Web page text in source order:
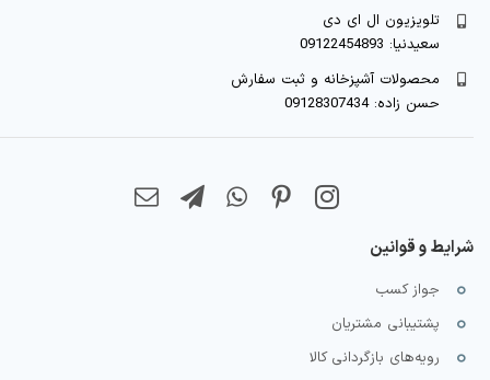
تلویزیون ال ای دی
سعیدنیا: 09122454893
محصولات آشپزخانه و ثبت سفارش
حسن زاده: 09128307434
شرایط و قوانین
جواز کسب
پشتیبانی مشتریان
رویه‌های بازگردانی کالا